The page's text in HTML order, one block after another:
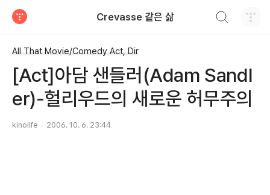
Crevasse 같은 삶
All That Movie/Comedy Act, Dir
[Act]아담 샌들러(Adam Sandl
er)-헐리우드의 새로운 허무주의
kinolife 2006. 10. 6. 23:44